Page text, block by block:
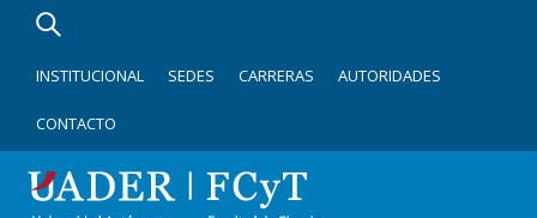
INSTITUCIONAL SEDES CARRERAS AUTORIDADES
CONTACTO